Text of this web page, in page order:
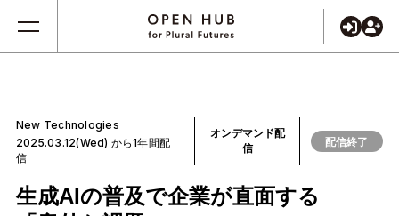
New Technologies
2025.03.12(Wed) から1年間配
信
オンデマンド配
信
配信終了
生成AIの普及で企業が直面する